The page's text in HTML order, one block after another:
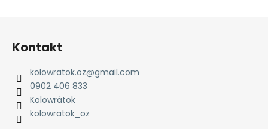
Z
Kontakt
kolowratok.oz@gmail.com
0902 406 833
Kolowrátok
kolowratok_oz